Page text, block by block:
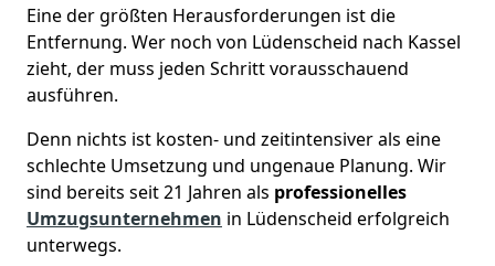
Eine der größten Herausforderungen ist die
Entfernung. Wer noch von Lüdenscheid nach Kassel
zieht, der muss jeden Schritt vorausschauend
ausführen.
Denn nichts ist kosten- und zeitintensiver als eine
schlechte Umsetzung und ungenaue Planung. Wir
sind bereits seit 21 Jahren als professionelles
Umzugsunternehmen in Lüdenscheid erfolgreich
unterwegs.